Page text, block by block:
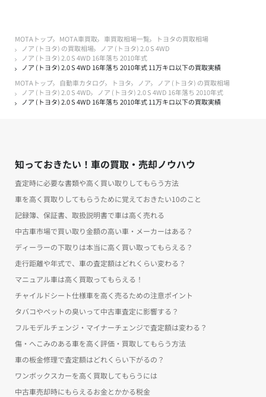
MOTAトップ MOTA車買取 車買取相場一覧
トヨタの買取相場
ノア (トヨタ) の買取相場
ノア (トヨタ) 2.0 S 4WD
ノア (トヨタ) 2.0 S 4WD 16年落ち 2010年式
ノア (トヨタ) 2.0 S 4WD 16年落ち 2010年式 11万キロ以下の買取実績
MOTAトップ
自動車カタログ トヨタ ノア
ノア (トヨタ) の買取相場
ノア (トヨタ) 2.0 S 4WD
ノア (トヨタ) 2.0 S 4WD 16年落ち 2010年式
ノア (トヨタ) 2.0 S 4WD 16年落ち 2010年式 11万キロ以下の買取実績
知っておきたい！車の買取・売却ノウハウ
査定時に必要な書類や高く買い取りしてもらう方法
車を高く買取りしてもらうために覚えておきたい10のこと
記録簿、保証書、取扱説明書で車は高く売れる
中古車市場で買い取り金額の高い車・メーカーはある？
ディーラーの下取りは本当に高く買い取ってもらえる？
走行距離や年式で、車の査定額はどれくらい変わる？
マニュアル車は高く買取ってもらえる！
チャイルドシート仕様車を高く売るための注意ポイント
タバコやペットの臭いって中古車査定に影響する？
フルモデルチェンジ・マイナーチェンジで査定額は変わる？
傷・へこみのある車を高く評価・買取してもらう方法
車の板金修理で査定額はどれくらい下がるの？
ワンボックスカーを高く買取してもらうには
中古車売却時にもらえるお金とかかる税金